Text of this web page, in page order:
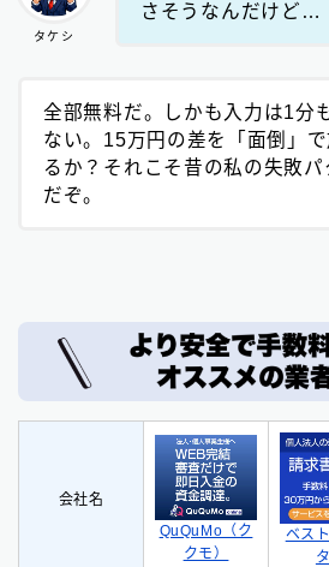
タケシ
さそうなんだけど…
全部無料だ。しかも入力は1分
ない。15万円の差を「面倒」
るか？それこそ昔の私の失敗パ
だぞ。
会社名
QuQuMo（ク
クモ）
ベス